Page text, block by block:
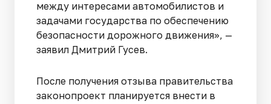
между интересами автомобилистов и
задачами государства по обеспечению
безопасности дорожного движения», —
заявил Дмитрий Гусев.
После получения отзыва правительства
законопроект планируется внести в